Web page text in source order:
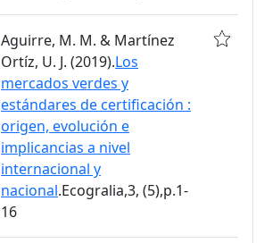
Aguirre, M. M. & Martínez
Ortíz, U. J. (2019).Los
mercados verdes y
estándares de certificación :
origen, evolución e
implicancias a nivel
internacional y
nacional.Ecogralia,3, (5),p.1-
16